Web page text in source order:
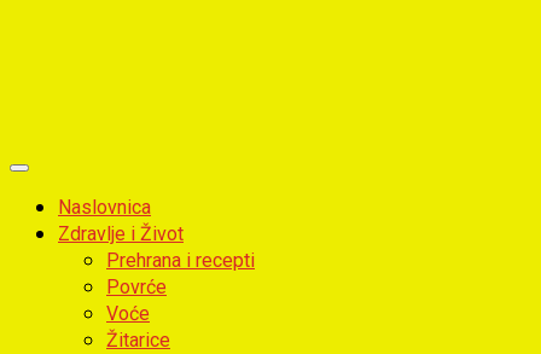
Primary
MenuNaslovnica
Zdravlje i Život
Prehrana i recepti
Povrće
Voće
Žitarice